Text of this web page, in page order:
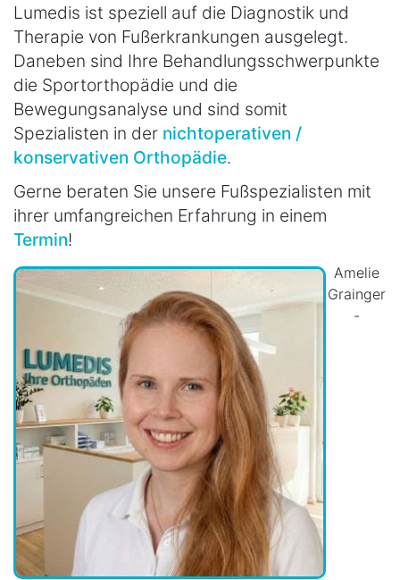
Lumedis ist speziell auf die Diagnostik und
Therapie von Fußerkrankungen ausgelegt.
Daneben sind Ihre Behandlungsschwerpunkte
die Sportorthopädie und die
Bewegungsanalyse und sind somit
Spezialisten in der nichtoperativen /
konservativen Orthopädie.
Gerne beraten Sie unsere Fußspezialisten mit
ihrer umfangreichen Erfahrung in einem
Termin!
Amelie
Grainger
-